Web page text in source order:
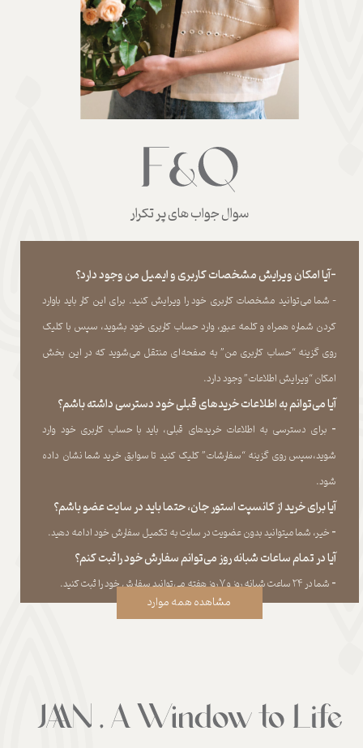
سوال جواب های پر تکرار
-آیا امکان ویرایش مشخصات کاربری و ایمیل من وجود دارد؟
- شما می‏‌توانید مشخصات کاربری خود را ویرایش کنید. برای این کار باید باوارد
کردن شماره همراه و کلمه عبور، وارد حساب کاربری خود بشوید، سپس با کلیک
روی گزینه “حساب کاربری من” به صفحه‏‌ای منتقل می‏‌شوید که در این بخش
امکان “ویرایش اطلاعات” وجود دارد.​​​​​​​
آیا می‌‏توانم به اطلاعات خریدهای قبلی خود دسترسی داشته باشم؟
​​​​​​​- برای دسترسی به اطلاعات خریدهای قبلی، باید با حساب کاربری خود وارد
شوید،سپس روی گزینه “سفارشات” کلیک کنید تا سوابق خرید شما نشان داده
‏شود.​​​​​​​
آیا برای خرید از کانسپت استور جان، حتما باید در سایت عضو باشم؟
​​​​​​​- خیر، شما میتوانید بدون عضویت در سایت به تکمیل سفارش خود ادامه دهید.​​​​​​​
آیا در تمام ساعات شبانه روز می‌توانم سفارش خود را ثبت کنم؟
​​​​​​​​​​​​​​- شما در ۲۴ ساعت شبانه روز و ۷ روز هفته می‌‏توانید سفارش خود را ثبت کنید.
مشاهده همه موارد